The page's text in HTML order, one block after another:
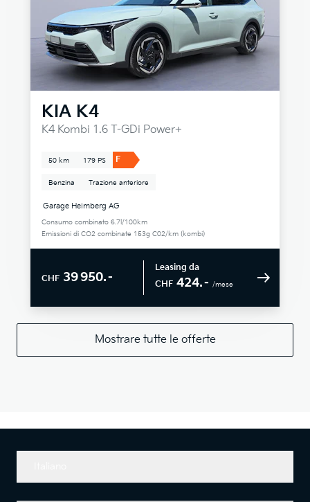
KIA K4
K4 Kombi 1.6 T-GDi Power+
50 km 179 PS F
Benzina Trazione anteriore
Garage Heimberg AG
Consumo combinato 6.7l/100km
Emissioni di CO2 combinate 153g C02/km (kombi)
CHF 39 950.–
Leasing da
CHF 424.– /mese
Mostrare tutte le offerte